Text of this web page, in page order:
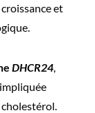
et
DHCR24,